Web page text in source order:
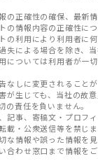
の正確性の確保、最新
の情報内容の正確性に
の利用により利用者に
失による場合を除き、
については利用者が一
なしに変更されること
が生じても、当社の故
の責任を負いません。
記事、寄稿文・プロフ
載・公衆送信等を禁じま
な情報や誤った情報を
合わせ窓口まで情報を